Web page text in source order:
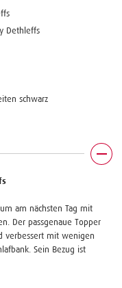
Dethleffs
schwarz
am nächsten Tag mit
Der passgenaue Topper
verbessert mit wenigen
Sein Bezug ist